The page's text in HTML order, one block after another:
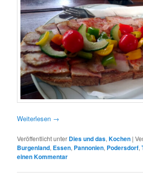
Weiterlesen →
Veröffentlicht unter Dies und das,Kochen |
Burgenland, Essen, Pannonien, Podersdorf,
einen Kommentar